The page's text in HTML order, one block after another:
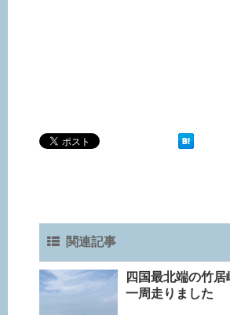
関連記事
四国最北端の竹
一周走りました